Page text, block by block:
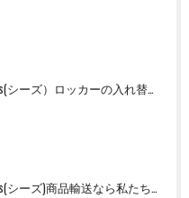
船橋株式会社C's(シーズ）ロッカーの入れ替え作業も全国対応お任せ下さい！
船橋株式会社C's(シーズ)商品輸送なら私たちにお任せください！お取引先様との交流を深めました！